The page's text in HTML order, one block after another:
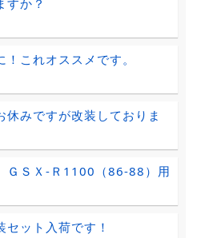
これオススメです。
休みですが改装しておりま
ＳＸ-Ｒ1100（86-88）用
セット入荷です！